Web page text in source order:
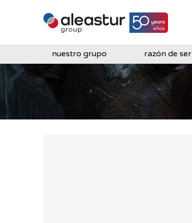
nuestro grupo razón de ser